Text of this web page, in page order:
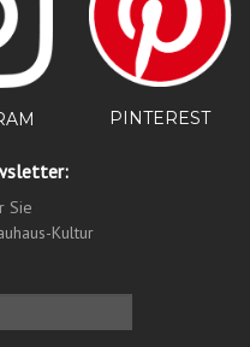
PINTEREST
Sie
Kultur